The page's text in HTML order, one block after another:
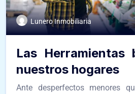
Lunero Inmobiliaria
Las Herramientas
nuestros hogares
Ante desperfectos menores